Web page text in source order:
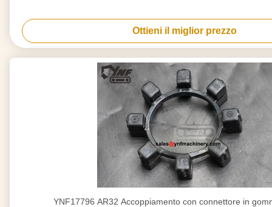
Ottieni il miglior prezzo
YNF17796 AR32 Accoppiamento con connettore in